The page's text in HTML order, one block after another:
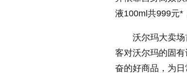
液100ml共999元*
沃尔玛大卖场
客对沃尔玛的固
奋的好商品，为